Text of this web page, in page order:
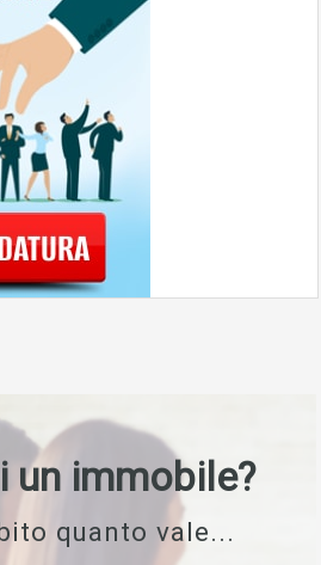
un immobile?
quanto vale...